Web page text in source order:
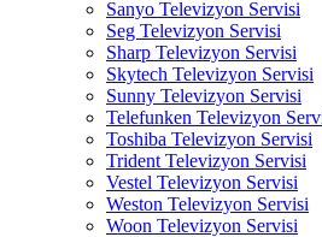
Sanyo Televizyon Servisi
Seg Televizyon Servisi
Sharp Televizyon Servisi
Skytech Televizyon Servisi
Sunny Televizyon Servisi
Telefunken Televizyon
Toshiba Televizyon Servisi
Trident Televizyon Servisi
Vestel Televizyon Servisi
Weston Televizyon Servisi
Woon Televizyon Servisi